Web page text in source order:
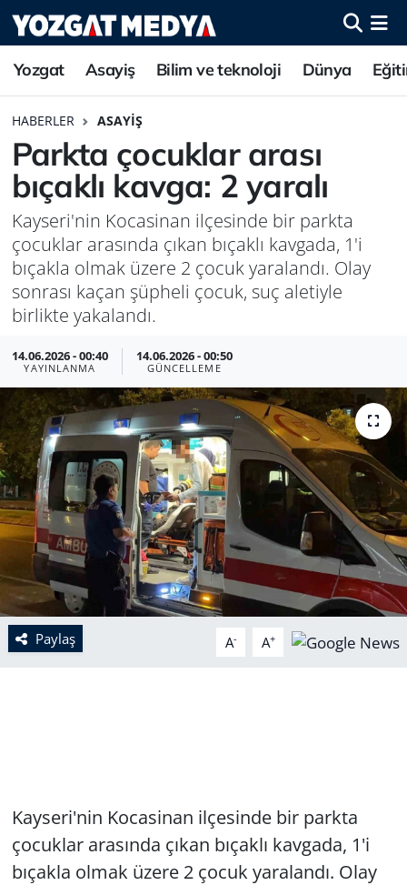
Yozgat Asayiş Bilim ve teknoloji Dünya
HABERLER ASAYIŞ
Parkta çocuklar arası
bıçaklı kavga: 2 yaralı
Kayseri'nin Kocasinan ilçesinde bir parkta
çocuklar arasında çıkan bıçaklı kavgada, 1'i
bıçakla olmak üzere 2 çocuk yaralandı. Olay
sonrası kaçan şüpheli çocuk, suç aletiyle
birlikte yakalandı.
14.06.2026 - 00:40
YAYINLANMA
14.06.2026 - 00:50
GÜNCELLEME
Paylaş A- A+
Kayseri'nin Kocasinan ilçesinde bir parkta
çocuklar arasında çıkan bıçaklı kavgada, 1'i
bıçakla olmak üzere 2 çocuk yaralandı. Olay